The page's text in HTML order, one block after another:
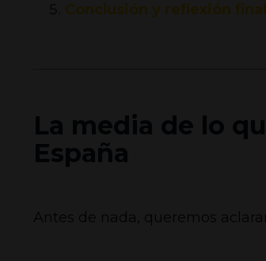
Conclusión y reflexión final